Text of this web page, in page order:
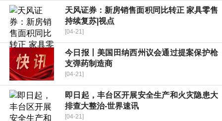
天风证券：新房销售面积同比转正 家具零售
持续复苏|视点
[04-21]
今日报丨美国田纳西州议会通过提案保护枪
支弹药制造商
[04-21]
即日起，丰台区开展安全生产和火灾隐患大
排查大整治-世界速讯
[04-21]